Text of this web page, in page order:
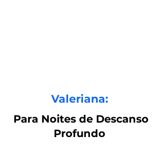
Valeriana:
Para Noites de Descanso
Profundo